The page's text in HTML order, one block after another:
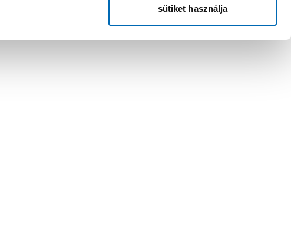
sütiket használja